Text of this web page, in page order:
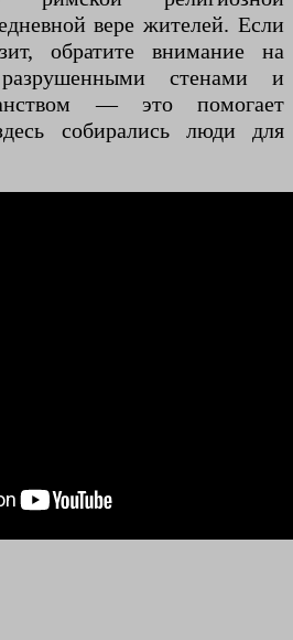
вере жителей. Если
обратите внимание на
стенами и
— это помогает
собирались люди для